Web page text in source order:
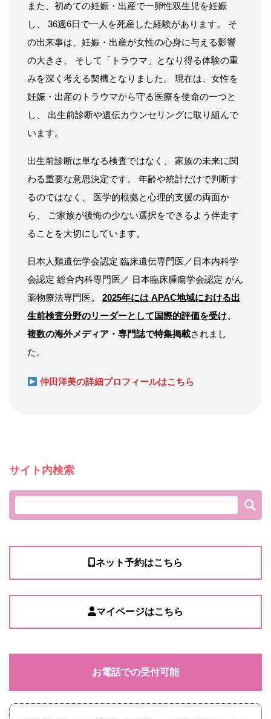
また、初めての妊娠・出産で一卵性双生児を妊娠
し、 36週6日で一人を死産した経験があります。 そ
の出来事は、妊娠・出産が女性の心身に与える影響
の大きさ、 そして「トラウマ」となり得る体験の重
みを深く考える契機となりました。 現在は、女性を
妊娠・出産のトラウマから守る医療を使命の一つと
し、 出生前診断や遺伝カウンセリングに取り組んで
います。
出生前診断は単なる検査ではなく、 家族の未来に関
わる重要な意思決定です。 年齢や統計だけで判断す
るのではなく、 医学的根拠と心理的支援の両面か
ら、 ご家族が後悔の少ない選択をできるよう伴走す
ることを大切にしています。
日本人類遺伝学会認定 臨床遺伝専門医／日本内科学
会認定 総合内科専門医／ 日本臨床腫瘍学会認定 がん
薬物療法専門医。 2025年には APAC地域における出
生前検査分野のリーダーとして国際的評価を受け、
複数の海外メディア・専門誌で特集掲載されまし
た。
仲田洋美の詳細プロフィールはこちら
サイト内検索
ネット予約はこちら
マイページはこちら
お電話での受付可能